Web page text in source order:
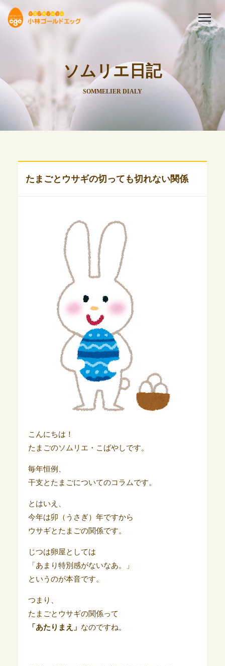
ソムリエ日記
SOMMELIER DIALY
たまごとウサギの切っても切れない関係
こんにちは！
たまごのソムリエ・こばやしです。
毎年恒例、
干支とたまごについてのコラムです。
とはいえ、
今年は卯（うさぎ）年ですから
ウサギとたまごの関係です。
じつは卵屋としては
「あまり特別感がないなあ。」
というのが本音です。
つまり、
たまごとウサギの関係って
「あたりまえ」 なのですね。